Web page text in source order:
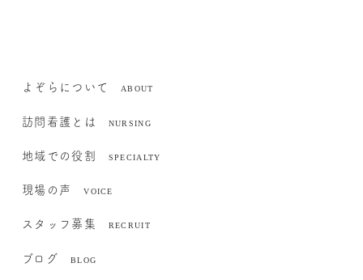
よぞらについて
訪問看護とは
地域での役割
現場の声
スタッフ募集
ブログ